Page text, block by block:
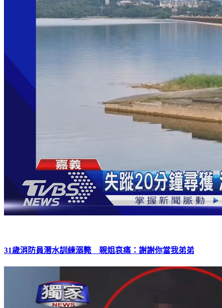
31歲消防員潛水訓練溺斃 親姐哀痛：謝謝你當我弟弟